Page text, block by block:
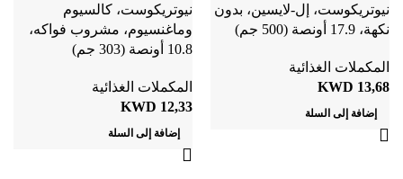
نيوتريكوست، إل-لايسين، بدون
نكهة، 17.9 أونصة (500 جم)
المكملات الغذائية
KWD 13,68
إضافة إلى السلة
نيوتريكوست، كالسيوم
وماغنسيوم، مشروب فواكه،
10.8 أونصة (303 جم)
المكملات الغذائية
KWD 12,33
إضافة إلى السلة